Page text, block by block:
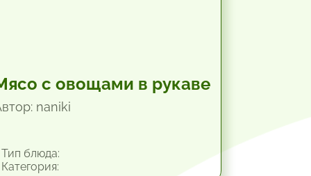
с овощами в рукаве
naniki
блюда: